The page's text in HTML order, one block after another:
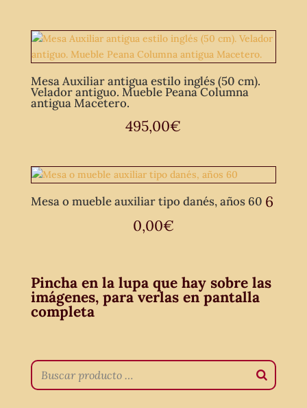
Mesa Auxiliar antigua estilo inglés (50 cm).
Velador antiguo. Mueble Peana Columna
antigua Macetero.
495,00€
Mesa o mueble auxiliar tipo danés, años 60 6
0,00€
Pincha en la lupa que hay sobre las
imágenes, para verlas en pantalla
completa